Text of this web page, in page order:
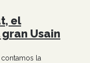
el
Usain
la